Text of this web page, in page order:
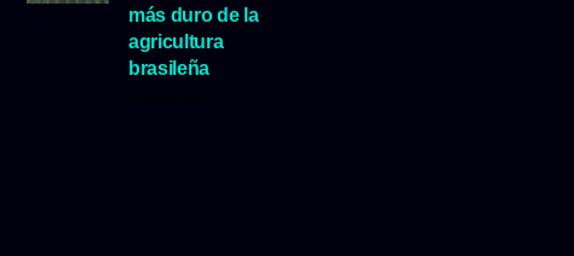
más duro de la
agricultura
brasileña